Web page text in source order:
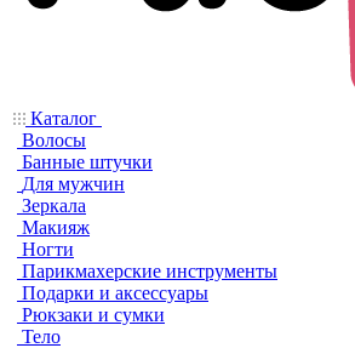
Каталог
Волосы
Банные штучки
Для мужчин
Зеркала
Макияж
Ногти
Парикмахерские инструменты
Подарки и аксессуары
Рюкзаки и сумки
Тело